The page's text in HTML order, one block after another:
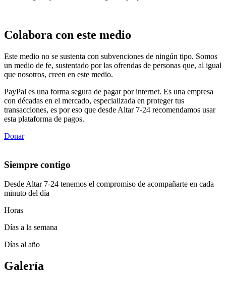
Colabora con este medio
Este medio no se sustenta con subvenciones de ningún tipo. Somos
un medio de fe, sustentado por las ofrendas de personas que, al igual
que nosotros, creen en este medio.
PayPal es una forma segura de pagar por internet. Es una empresa
con décadas en el mercado, especializada en proteger tus
transacciones, es por eso que desde Altar 7-24 recomendamos usar
esta plataforma de pagos.
Donar
Siempre contigo
Desde Altar 7-24 tenemos el compromiso de acompañarte en cada
minuto del día
Horas
Días a la semana
Días al año
Galería